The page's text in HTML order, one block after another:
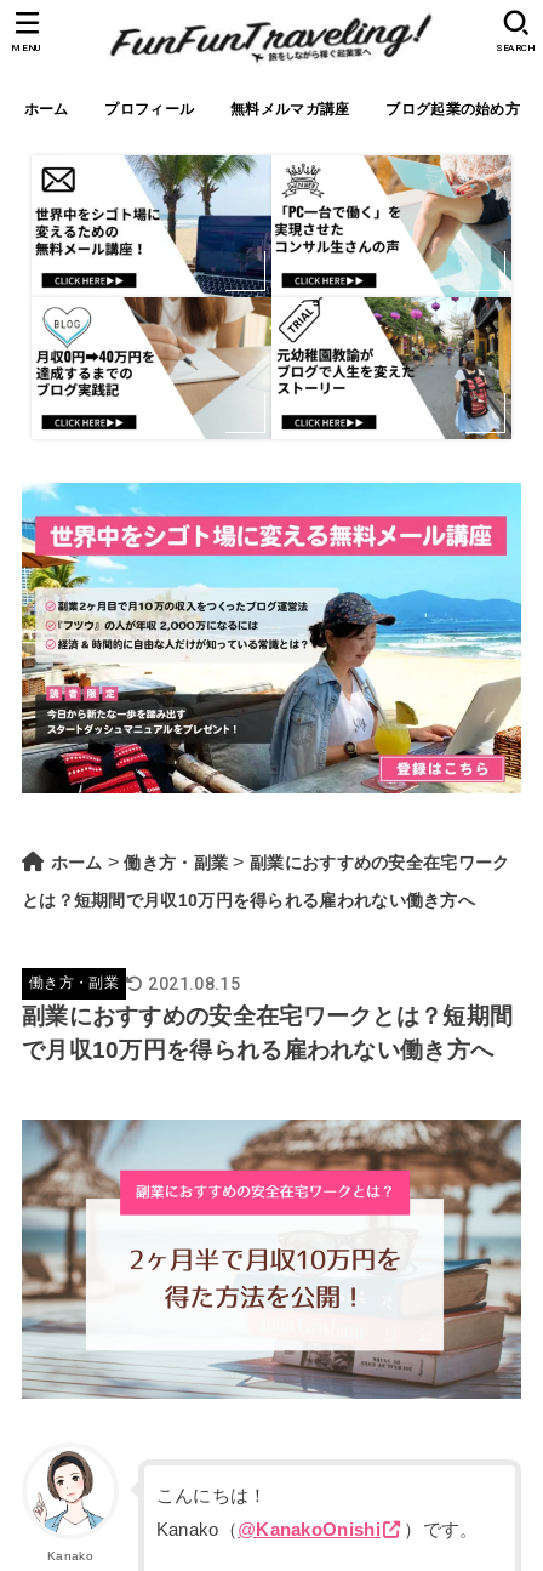
ホーム プロフィール 無料メルマガ講座 ブログ起業の始め方
SEARCH
MENU
ホーム >働き方・副業 >副業におすすめの安全在宅ワーク
とは？短期間で月収10万円を得られる雇われない働き方へ
働き方・副業 2021.08.15
副業におすすめの安全在宅ワークとは？短期間
で月収10万円を得られる雇われない働き方へ
Kanako
こんにちは！
Kanako（@ KanakoOnishi ） です。